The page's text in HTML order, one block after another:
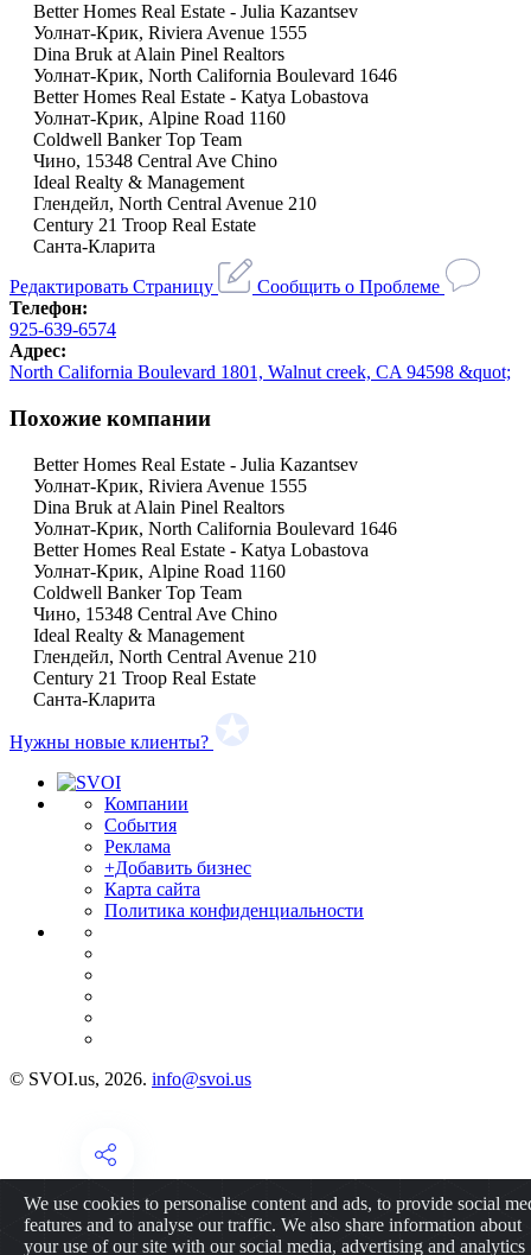
Better Homes Real Estate - Julia Kazantsev
Уолнат-Крик, Riviera Avenue 1555
Dina Bruk at Alain Pinel Realtors
Уолнат-Крик, North California Boulevard 1646
Better Homes Real Estate - Katya Lobastova
Уолнат-Крик, Alpine Road 1160
Coldwell Banker Top Team
Чино, 15348 Central Ave Chino
Ideal Realty & Management
Глендейл, North Central Avenue 210
Century 21 Troop Real Estate
Санта-Кларита
Редактировать Страницу
Сообщить о Проблеме
Телефон:
925-639-6574
Адрес:
North California Boulevard 1801, Walnut creek, CA 94598 &quot;
Похожие компании
Better Homes Real Estate - Julia Kazantsev
Уолнат-Крик, Riviera Avenue 1555
Dina Bruk at Alain Pinel Realtors
Уолнат-Крик, North California Boulevard 1646
Better Homes Real Estate - Katya Lobastova
Уолнат-Крик, Alpine Road 1160
Coldwell Banker Top Team
Чино, 15348 Central Ave Chino
Ideal Realty & Management
Глендейл, North Central Avenue 210
Century 21 Troop Real Estate
Санта-Кларита
Нужны новые клиенты?
Компании
События
Реклама
+Добавить бизнес
Карта сайта
Политика конфиденциальности
© SVOI.us, 2026. info@svoi.us
We use cookies to personalise content and ads, to provide social
features and to analyse our traffic. We also share information about
your use of our site with our social media, advertising and analytics